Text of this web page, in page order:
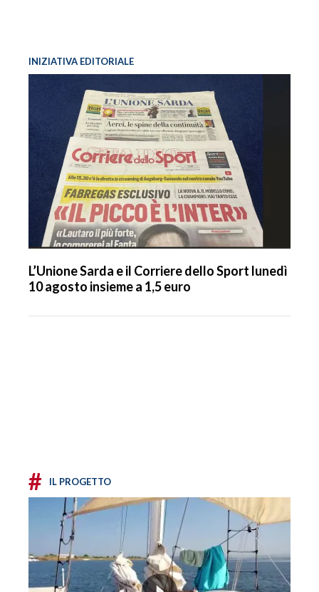
INIZIATIVA EDITORIALE
L’Unione Sarda e il Corriere dello Sport lunedì
10 agosto insieme a 1,5 euro
# IL PROGETTO